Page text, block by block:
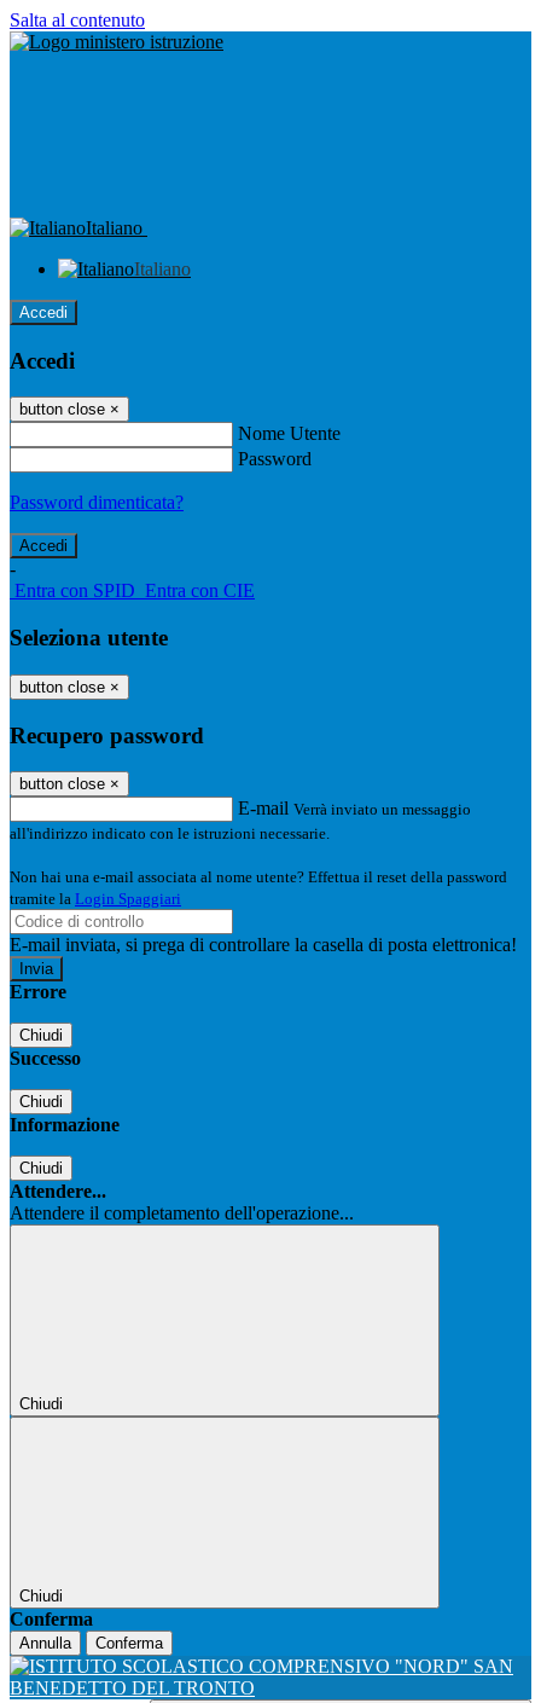
Salta al contenuto
Italiano
Italiano
Accedi
Accedi
button close ×
Nome Utente
Password
Password dimenticata?
-
Entra con SPID Entra con CIE
Seleziona utente
button close ×
Recupero password
button close ×
E-mail Verrà inviato un messaggio
all'indirizzo indicato con le istruzioni necessarie.
Non hai una e-mail associata al nome utente? Effettua il reset della password
tramite la Login Spaggiari
E-mail inviata, si prega di controllare la casella di posta elettronica!
Errore
Chiudi
Successo
Chiudi
Informazione
Chiudi
Attendere...
Attendere il completamento dell'operazione...
Chiudi
Chiudi
Conferma
Annulla Conferma